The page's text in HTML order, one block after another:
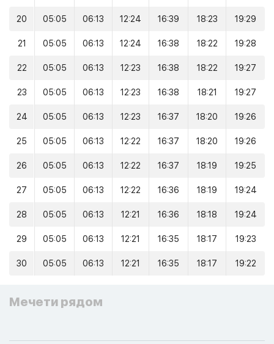
20 05:05 06:13 12:24 16:39 18:23 19:29
21 05:05 06:13 12:24 16:38 18:22 19:28
22 05:05 06:13 12:23 16:38 18:22 19:27
23 05:05 06:13 12:23 16:38 18:21 19:27
24 05:05 06:13 12:23 16:37 18:20 19:26
25 05:05 06:13 12:22 16:37 18:20 19:26
26 05:05 06:13 12:22 16:37 18:19 19:25
27 05:05 06:13 12:22 16:36 18:19 19:24
28 05:05 06:13 12:21 16:36 18:18 19:24
29 05:05 06:13 12:21 16:35 18:17 19:23
30 05:05 06:13 12:21 16:35 18:17 19:22
Мечети рядом